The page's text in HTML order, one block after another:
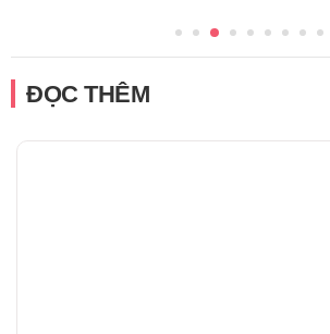
ĐỌC THÊM